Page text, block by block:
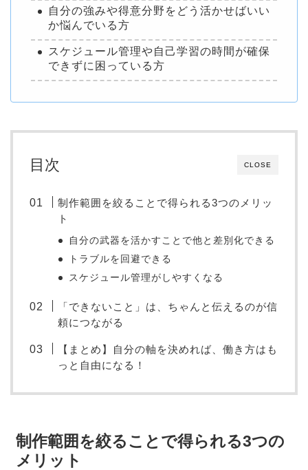
自分の強みや得意分野をどう活かせばいい
か悩んでいる方
スケジュール管理や自己学習の時間が確保
できずに困っている方
CLOSE
目次
制作範囲を絞ることで得られる3つのメリッ
ト
自分の武器を活かすことで他と差別化できる
トラブルを回避できる
スケジュール管理がしやすくなる
「できないこと」は、ちゃんと伝えるのが信
頼につながる
【まとめ】自分の軸を決めれば、働き方はも
っと自由になる！
制作範囲を絞ることで得られる3つの
メリット